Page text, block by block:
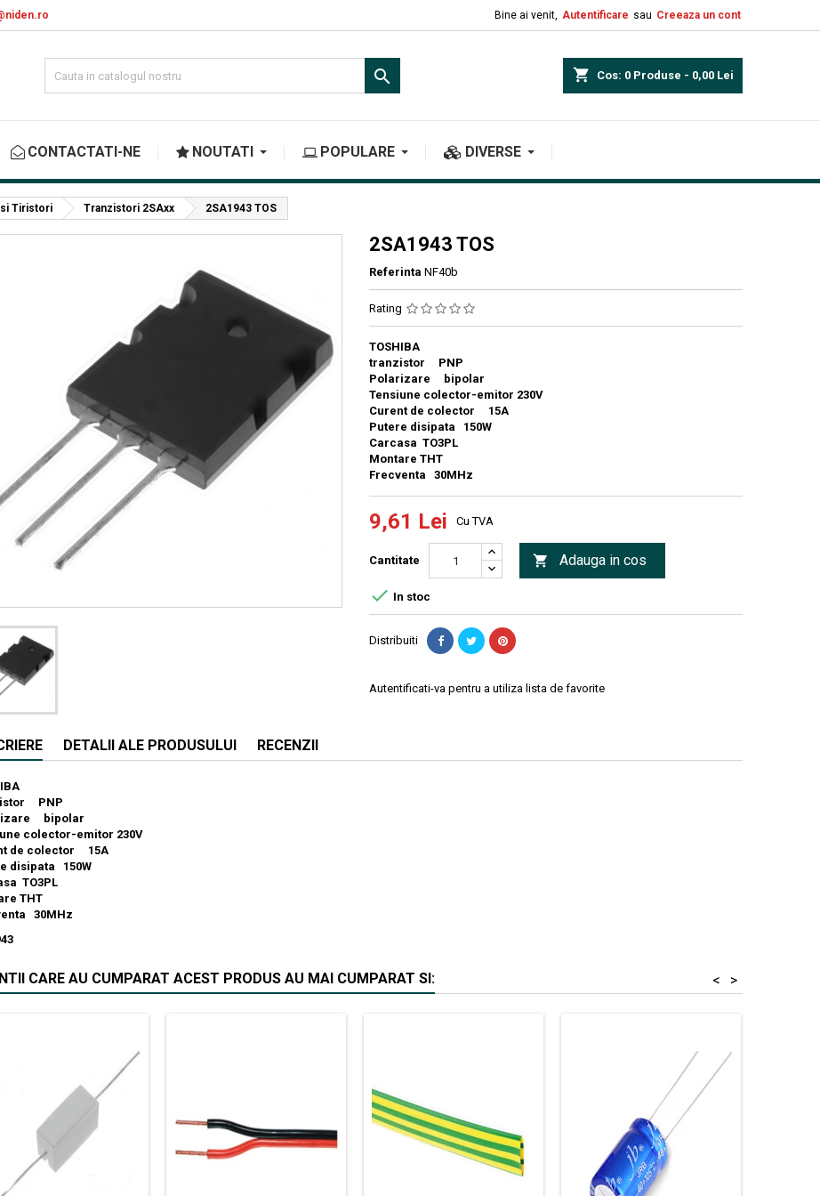
Bine ai venit, Autentificare sau Creeaza un cont
shopping_cart Cos: 0 Produse - 0,00 Lei

CONTACTATI-NE NOUTATI POPULARE DIVERSE
Tiristori Tranzistori 2SAxx 2SA1943 TOS
2SA1943 TOS
Referinta NF40b
Rating
TOSHIBA
tranzistor PNP
Polarizare bipolar
Tensiune colector-emitor 230V
Curent de colector 15A
Putere disipata 150W
Carcasa TO3PL
Montare THT
Frecventa 30MHz
9,61 Lei Cu TVA
Cantitate  Adauga in cos
 In stoc
Distribuiti
Autentificati-va pentru a utiliza lista de favorite
DETALII ALE PRODUSULUI RECENZII
PNP
bipolar
colector-emitor 230V
de colector 15A
disipata 150W
TO3PL
THT
30MHz
CARE AU CUMPARAT ACEST PRODUS AU MAI CUMPARAT SI: >
<